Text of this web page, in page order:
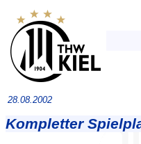
28.08.2002
Kompletter